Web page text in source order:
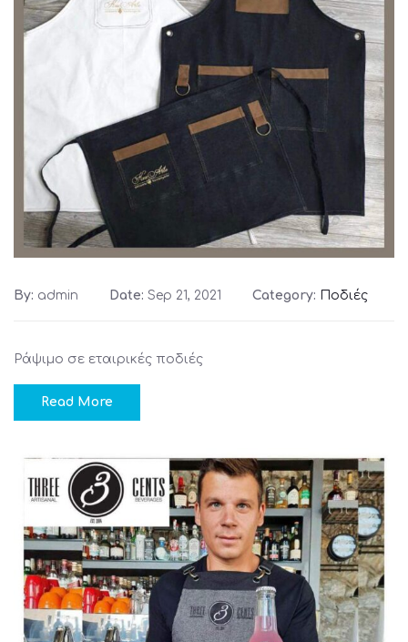
By: admin Date: Sep 21, 2021 Category: Ποδιές
Ράψιμο σε εταιρικές ποδιές
Read More